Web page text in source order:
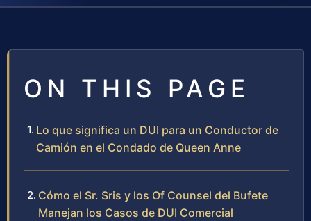
ON THIS PAGE
Lo que significa un DUI para un Conductor de
Camión en el Condado de Queen Anne
Cómo el Sr. Sris y los Of Counsel del Bufete
Manejan los Casos de DUI Comercial